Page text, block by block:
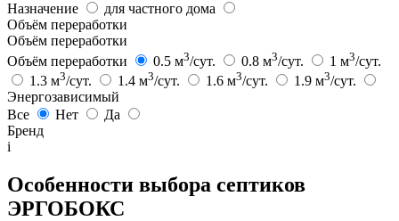
Назначение
для частного дома
Объём переработки
Объём переработки
Объём переработки
0.5 м3/сут. 0.8 м3/сут. 1 м3/сут.
1.3 м3/сут. 1.4 м3/сут. 1.6 м3/сут. 1.9 м3/сут.
Энергозависимый
Все
Нет
Да
Бренд
i
Особенности выбора септиков
ЭРГОБОКС